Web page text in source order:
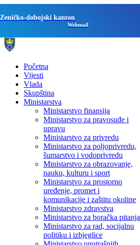
Zeničko-dobojski kanton
Webmail
Početna
Vijesti
Vlada
Skupština
Ministarstva
Ministarstvo finansija
Ministarstvo za pravosuđe i
upravu
Ministarstvo za privredu
Ministarstvo za poljoprivredu,
šumarstvo i vodoprivredu
Ministarstvo za obrazovanje,
nauku, kulturu i sport
Ministarstvo za prostorno
uređenje, promet i
komunikacije i zaštitu okoline
Ministarstvo zdravstva
Ministarstvo za boračka pitanja
Ministarstvo za rad, socijalnu
politiku i izbjeglice